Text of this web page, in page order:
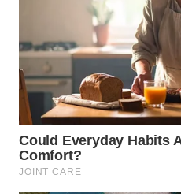
TINGGI
WN
PAKPAK
WN
KARAWANG